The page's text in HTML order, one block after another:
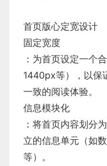
首页版心定宽设计
固定宽度
：为首页设定一个
1440px等），以保
一致的阅读体验。
信息模块化
：将首页内容划分
立的信息单元（如
等）。